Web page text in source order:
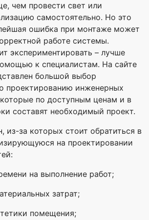
чем провести свет или
самостоятельно. Но это
ошибка при монтаже может
работе системы.
экспериментировать – лучше
к специалистам. На сайте
большой выбор
проектированию инженерных
по доступным ценам и в
составят необходимый проект.
из-за которых стоит обратиться в
на проектировании
на выполнение работ;
затрат;
помещения;